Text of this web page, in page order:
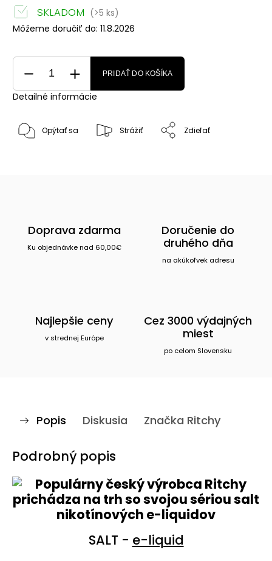
SKLADOM (>5 ks)
Môžeme doručiť do: 11.8.2026
PRIDAŤ DO KOŠÍKA
Detailné informácie
Opýtať sa Strážiť Zdieľať
Doprava zdarma
Ku objednávke nad 60,00€
Doručenie do
druhého dňa
na akúkoľvek adresu
Najlepšie ceny
v strednej Európe
Cez 3000 výdajných
miest
po celom Slovensku
Popis Diskusia Značka Ritchy
Podrobný popis
SALT - e-liquid